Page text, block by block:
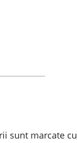
sunt marcate cu